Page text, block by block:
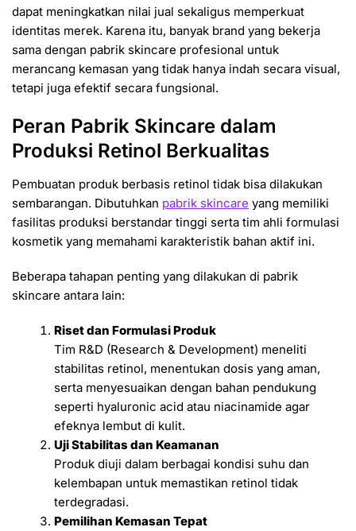
dapat meningkatkan nilai jual sekaligus memperkuat
identitas merek. Karena itu, banyak brand yang bekerja
sama dengan pabrik skincare profesional untuk
merancang kemasan yang tidak hanya indah secara visual,
tetapi juga efektif secara fungsional.
Peran Pabrik Skincare dalam
Produksi Retinol Berkualitas
Pembuatan produk berbasis retinol tidak bisa dilakukan
sembarangan. Dibutuhkan pabrik skincare yang memiliki
fasilitas produksi berstandar tinggi serta tim ahli formulasi
kosmetik yang memahami karakteristik bahan aktif ini.
Beberapa tahapan penting yang dilakukan di pabrik
skincare antara lain:
Riset dan Formulasi Produk
Tim R&D (Research & Development) meneliti
stabilitas retinol, menentukan dosis yang aman,
serta menyesuaikan dengan bahan pendukung
seperti hyaluronic acid atau niacinamide agar
efeknya lembut di kulit.
Uji Stabilitas dan Keamanan
Produk diuji dalam berbagai kondisi suhu dan
kelembapan untuk memastikan retinol tidak
terdegradasi.
Pemilihan Kemasan Tepat